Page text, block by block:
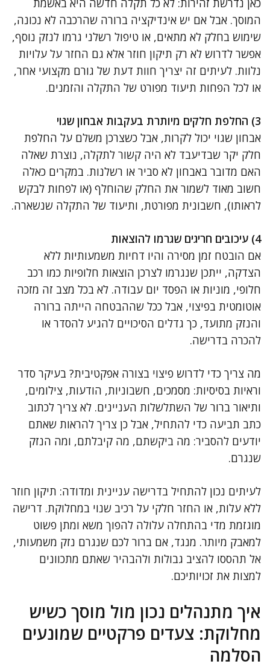
כאן נדרשת זהירות: לא כל תקלה חדשה היא באשמת
המוסך. אבל אם יש אינדיקציה ברורה שהרכבה לא נכונה,
שימוש בחלק לא מתאים, או טיפול רשלני גרמו לנזק נוסף,
אפשר לדרוש לא רק תיקון חוזר אלא גם החזר על עלויות
נלוות. לעיתים זה יצריך חוות דעת של גורם מקצועי אחר,
או לכל הפחות תיעוד מפורט של התקלה והזמנים.
3) החלפת חלקים מיותרת בעקבות אבחון שגוי
אבחון שגוי יכול לקרות, אבל כשצרכן משלם על החלפת
חלק יקר שבדיעבד לא היה קשור לתקלה, נוצרת שאלה
האם מדובר באבחון לא סביר או רשלנות. במקרים כאלה
חשוב מאוד לשמור את החלק שהוחלף (או לפחות לבקש
לראותו), חשבונית מפורטת, ותיעוד של התקלה שנשארה.
4) עיכובים חריגים שגרמו להוצאות
אם הובטח זמן מסירה והיו דחיות משמעותיות ללא
הצדקה, ייתכן שנגרמו לצרכן הוצאות חלופיות כמו רכב
חלופי, מוניות או הפסד יום עבודה. לא בכל מצב זה מזכה
אוטומטית בפיצוי, אבל ככל שההבטחה הייתה ברורה
והנזק מתועד, כך גדלים הסיכויים להגיע להסדר או
להכרה בדרישה.
מה צריך כדי לדרוש פיצוי בצורה אפקטיבית? בעיקר סדר
וראיות בסיסיות: מסמכים, חשבוניות, הודעות, צילומים,
ותיאור ברור של השתלשלות העניינים. לא צריך לכתוב
כתב תביעה כדי להתחיל, אבל כן צריך להראות שאתם
יודעים להסביר: מה ביקשתם, מה קיבלתם, ומה הנזק
שנגרם.
לעיתים נכון להתחיל בדרישה עניינית ומדודה: תיקון חוזר
ללא עלות, או החזר חלקי על רכיב שנוי במחלוקת. דרישה
מוגזמת מדי בהתחלה עלולה להפוך משא ומתן פשוט
למאבק מיותר. מנגד, אם ברור לכם שנגרם נזק משמעותי,
אל תהססו להציב גבולות ולהבהיר שאתם מתכוונים
למצות את זכויותיכם.
איך מתנהלים נכון מול מוסך כשיש
מחלוקת: צעדים פרקטיים שמונעים
הסלמה